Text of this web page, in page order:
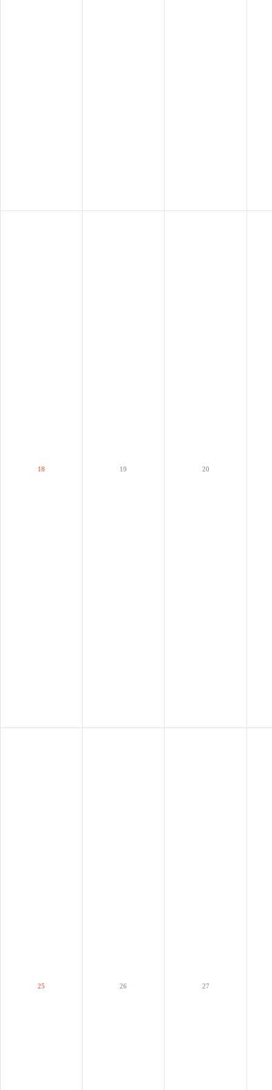
18 19 20
25 26 27